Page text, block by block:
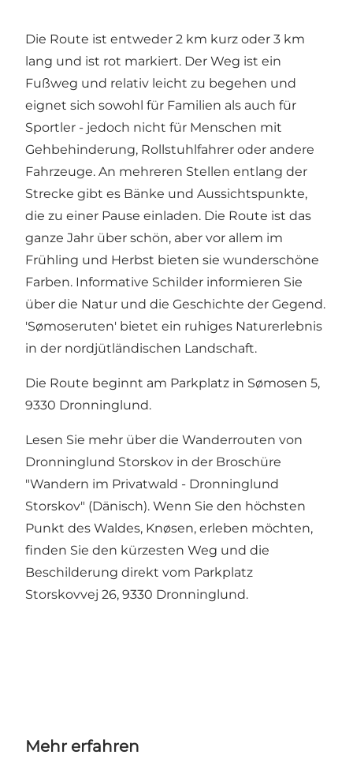
Die Route ist entweder 2 km kurz oder 3 km
lang und ist rot markiert. Der Weg ist ein
Fußweg und relativ leicht zu begehen und
eignet sich sowohl für Familien als auch für
Sportler - jedoch nicht für Menschen mit
Gehbehinderung, Rollstuhlfahrer oder andere
Fahrzeuge. An mehreren Stellen entlang der
Strecke gibt es Bänke und Aussichtspunkte,
die zu einer Pause einladen. Die Route ist das
ganze Jahr über schön, aber vor allem im
Frühling und Herbst bieten sie wunderschöne
Farben. Informative Schilder informieren Sie
über die Natur und die Geschichte der Gegend.
'Sømoseruten' bietet ein ruhiges Naturerlebnis
in der nordjütländischen Landschaft.
Die Route beginnt am Parkplatz in Sømosen 5,
9330 Dronninglund.
Lesen Sie mehr über die Wanderrouten von
Dronninglund Storskov in der Broschüre
"Wandern im Privatwald - Dronninglund
Storskov" (Dänisch). Wenn Sie den höchsten
Punkt des Waldes, Knøsen, erleben möchten,
finden Sie den kürzesten Weg und die
Beschilderung direkt vom Parkplatz
Storskovvej 26, 9330 Dronninglund.
Mehr erfahren